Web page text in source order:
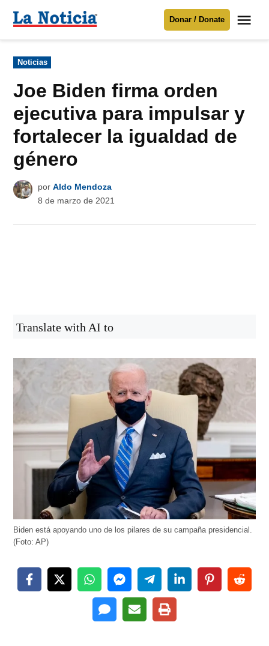
Para mantenerte informado necesitamos
Donar
contenido
Noticia
Donar / Donate
Publicado
en
Noticias
Joe Biden firma orden
ejecutiva para impulsar y
fortalecer la igualdad de
género
por Aldo Mendoza
8 de marzo de 2021
Translate with AI to
Biden está apoyando uno de los pilares de su campaña presidencial.
(Foto: AP)